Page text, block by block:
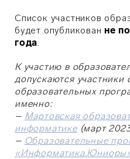
Список участников
будет опубликованне
года.
К участию в
допускаются участники
образовательных
именно:
– Мартовская
информатике(март
– Образовательные